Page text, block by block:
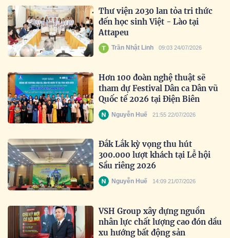
Thư viện 2030 lan tỏa tri thức
đến học sinh Việt - Lào tại
Attapeu
Trần Nhật Linh 09:03 24/07/2026
Hơn 100 đoàn nghệ thuật sẽ
tham dự Festival Dân ca Dân vũ
Quốc tế 2026 tại Điện Biên
Nguyễn Huế 21:55 22/07/2026
Đắk Lắk kỳ vọng thu hút
300.000 lượt khách tại Lễ hội
Sầu riêng 2026
Nguyễn Huế 14:09 21/07/2026
VSH Group xây dựng nguồn
nhân lực chất lượng cao đón dầu
xu hướng bất động sản